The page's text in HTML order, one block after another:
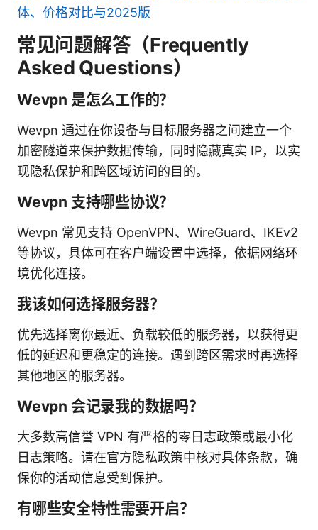
体、价格对比与2025版
常见问题解答（Frequently
Asked Questions）
Wevpn 是怎么工作的？
Wevpn 通过在你设备与目标服务器之间建立一个
加密隧道来保护数据传输，同时隐藏真实 IP，以实
现隐私保护和跨区域访问的目的。
Wevpn 支持哪些协议？
Wevpn 常见支持 OpenVPN、WireGuard、IKEv2
等协议，具体可在客户端设置中选择，依据网络环
境优化连接。
我该如何选择服务器？
优先选择离你最近、负载较低的服务器，以获得更
低的延迟和更稳定的连接。遇到跨区需求时再选择
其他地区的服务器。
Wevpn 会记录我的数据吗？
大多数高信誉 VPN 有严格的零日志政策或最小化
日志策略。请在官方隐私政策中核对具体条款，确
保你的活动信息受到保护。
有哪些安全特性需要开启？